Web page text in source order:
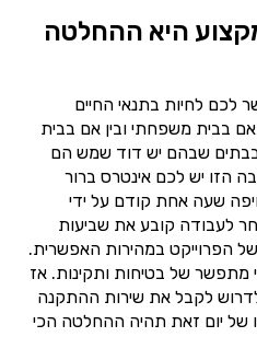
היא ההחלטה
לחיות בתנאי החיים
בבית משפחתי ובין אם בבית
בבתים שבהם יש דוד שמש הם
הזו יש לכם אינטרס ברור
שעה אחת קודם על ידי
לעבודה קובע את שביעות
הפרוייקט במהירות האפשרית.
מתפשר של בטיחות ותקינות. אז
לקבל את שירות ההתקנה
של יום זאת תהיה ההחלטה הכי